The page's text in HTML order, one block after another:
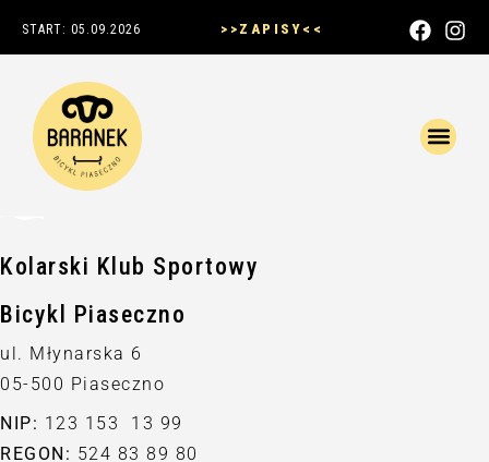
START: 05.09.2026 >>ZAPISY<<
Kolarski Klub Sportowy
Bicykl Piaseczno
ul. Młynarska 6
05-500 Piaseczno
NIP: 123 153 13 99
REGON: 524 83 89 80